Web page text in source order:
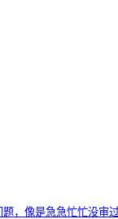
，像是急急忙忙没审